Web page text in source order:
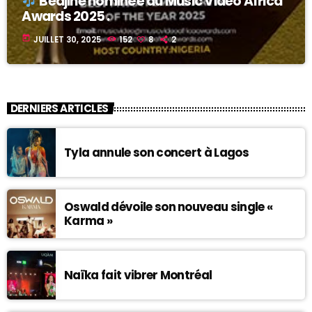
Awards 2025 .
today JUILLET 30, 2025 152 8 2
DERNIERS ARTICLES
Tyla annule son concert à Lagos
Oswald dévoile son nouveau single «
Karma »
Naïka fait vibrer Montréal